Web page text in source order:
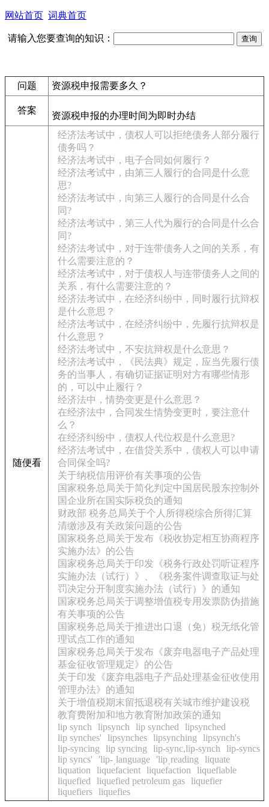
网站首页 词典首页
请输入您要查询的知识：
问题 资源税申报需要多久？
答案
资源税申报的办理时间为即时办结
随便看
经济法考试中，债权人可以拒绝债务人部分履行
债务吗？
经济法考试中，电子合同如何履行？
经济法考试中，由第三人履行的合同是什么意
思?
经济法考试中，向第三人履行的合同是什么合
同?
经济法考试中，第三人代为履行的合同是什么合
同?
经济法考试中，对于连带债务人之间的关系，有
什么需要注意的？
经济法考试中，对于债权人与连带债务人之间的
关系，有什么需要注意的？
经济法考试中，在经济纠纷中，同时履行抗辩权
是什么意思？
经济法考试中，在经济纠纷中，先履行抗辩权是
什么意思？
经济法考试中，不安抗辩权是什么意思？
经济法考试中，《民法典》规定，应当先履行债
务的当事人，有确切证据证明对方有哪些情形
的，可以中止履行？
经济法中，情势变更是什么意思？
在经济法中，合同发生情势变更时，要注意什
么？
在经济纠纷中，债权人代位权是什么意思?
经济法考试中，在借贷关系中，债权人可以申请
合同保全吗?
关于纳税信用评价有关事项的公告
国家税务总局关于简化判定中国居民股东控制外
国企业所在国实际税负的通知
财政部 税务总局关于个人所得税综合所得汇算
清缴涉及有关政策问题的公告
国家税务总局关于发布《税收协定相互协商程序
实施办法》的公告
国家税务总局关于印发《税务行政处罚听证程序
实施办法（试行）》、《税务案件调查取证与处
罚决定分开制度实施办法（试行）》的通知
国家税务总局关于调整增值税专用发票防伪措施
有关事项的公告
国家税务总局关于推进出口退（免）税无纸化管
理试点工作的通知
国家税务总局关于发布《废弃电器电子产品处理
基金征收管理规定》的公告
关于印发《废弃电器电子产品处理基金征收使用
管理办法》的通知
关于增值税期末留抵退税有关城市维护建设税
教育费附加和地方教育附加政策的通知
lip synch
lipsynch lip synched
lipsynched
lip synches'
lipsynches lipsynching
lipsynch's
lip-syncing
lip syncing lip-sync,lip-synch
lip-syncs
lip syncs'
'lip-ˌlanguage 'lipˌreading
liquate
liquation
liquefacient liquefaction
liquefiable
liquefied
liquefied petroleum gas liquefier
liquefiers liquefies